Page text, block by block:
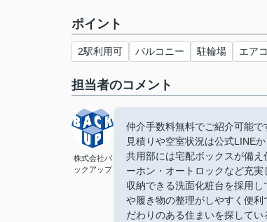
ポイント
2駅利用可 バルコニー 駐輪場 エア
担当者のコメント
株式会社バ
ックアップ
仲介手数料無料でご紹介可能
見積りや空室状況は公式LINE
共用部には宅配ボックスが備
ーホン・オートロックなど充
収納できる洗面化粧台を採用
や履き物の整理がしやすく便
だわりのある住まいを探して